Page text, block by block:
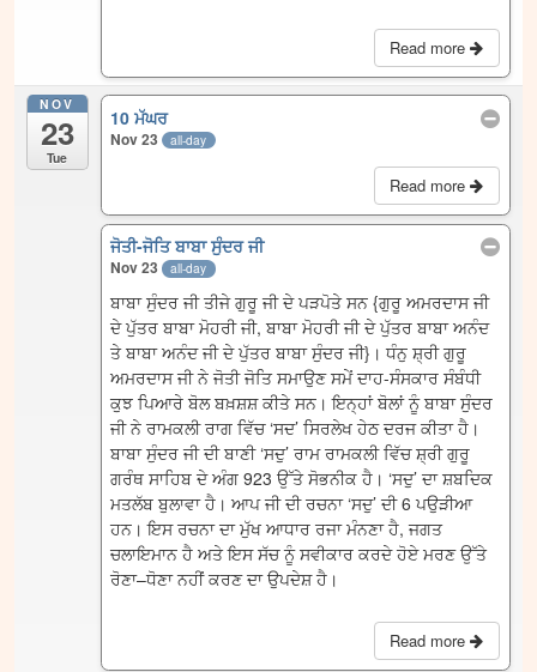
Read more
NOV
23
Tue
10 ਮੱਘਰ
Nov 23 all-day
Read more
ਜੋਤੀ-ਜੋਤਿ ਬਾਬਾ ਸੁੰਦਰ ਜੀ
Nov 23 all-day
ਬਾਬਾ ਸੁੰਦਰ ਜੀ ਤੀਜੇ ਗੁਰੂ ਜੀ ਦੇ ਪੜਪੋਤੇ ਸਨ {ਗੁਰੂ ਅਮਰਦਾਸ ਜੀ
ਦੇ ਪੁੱਤਰ ਬਾਬਾ ਮੋਹਰੀ ਜੀ, ਬਾਬਾ ਮੋਹਰੀ ਜੀ ਦੇ ਪੁੱਤਰ ਬਾਬਾ ਅਨੰਦ
ਤੇ ਬਾਬਾ ਅਨੰਦ ਜੀ ਦੇ ਪੁੱਤਰ ਬਾਬਾ ਸੁੰਦਰ ਜੀ}। ਧੰਨੁ ਸ਼੍ਰੀ ਗੁਰੂ
ਅਮਰਦਾਸ ਜੀ ਨੇ ਜੋਤੀ ਜੋਤਿ ਸਮਾਉਣ ਸਮੇਂ ਦਾਹ-ਸੰਸਕਾਰ ਸੰਬੰਧੀ
ਕੁਝ ਪਿਆਰੇ ਬੋਲ ਬਖ਼ਸ਼ਸ਼ ਕੀਤੇ ਸਨ। ਇਨ੍ਹਾਂ ਬੋਲਾਂ ਨੂੰ ਬਾਬਾ ਸੁੰਦਰ
ਜੀ ਨੇ ਰਾਮਕਲੀ ਰਾਗ ਵਿੱਚ ‘ਸਦ’ ਸਿਰਲੇਖ ਹੇਠ ਦਰਜ ਕੀਤਾ ਹੈ।
ਬਾਬਾ ਸੁੰਦਰ ਜੀ ਦੀ ਬਾਣੀ ‘ਸਦੁ’ ਰਾਮ ਰਾਮਕਲੀ ਵਿੱਚ ਸ਼੍ਰੀ ਗੁਰੂ
ਗਰੰਥ ਸਾਹਿਬ ਦੇ ਅੰਗ 923 ਉੱਤੇ ਸੋਭਨੀਕ ਹੈ। ‘ਸਦੁ’ ਦਾ ਸ਼ਬਦਿਕ
ਮਤਲੱਬ ਬੁਲਾਵਾ ਹੈ। ਆਪ ਜੀ ਦੀ ਰਚਨਾ ‘ਸਦੁ’ ਦੀ 6 ਪਉੜੀਆ
ਹਨ। ਇਸ ਰਚਨਾ ਦਾ ਮੁੱਖ ਆਧਾਰ ਰਜਾ ਮੰਨਣਾ ਹੈ, ਜਗਤ
ਚਲਾਇਮਾਨ ਹੈ ਅਤੇ ਇਸ ਸੱਚ ਨੂੰ ਸਵੀਕਾਰ ਕਰਦੇ ਹੋਏ ਮਰਣ ਉੱਤੇ
ਰੋਣਾ–ਧੋਣਾ ਨਹੀਂ ਕਰਣ ਦਾ ਉਪਦੇਸ਼ ਹੈ।
Read more